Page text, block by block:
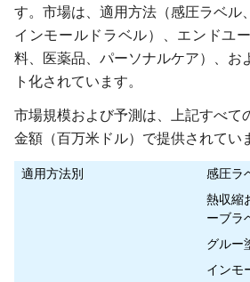
す。市場は、適用方法（感圧ラベル
インモールドラベル）、エンドユ
料、医薬品、パーソナルケア）、お
ト化されています。
市場規模および予測は、上記すべて
金額（百万米ドル）で提供されてい
適用方法別
感圧ラ
熱収縮
ーブラ
グルー
インモ